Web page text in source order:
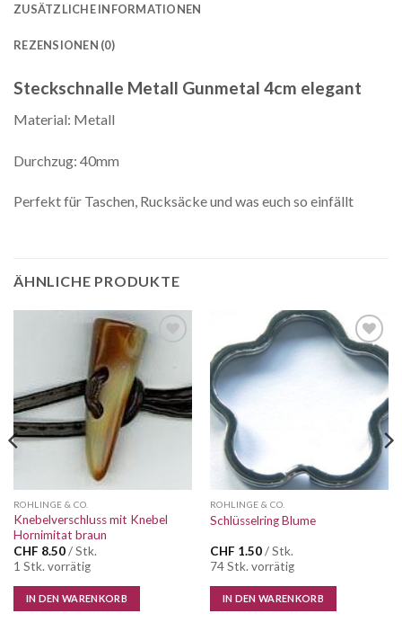
ZUSÄTZLICHE INFORMATIONEN
REZENSIONEN (0)
Steckschnalle Metall Gunmetal 4cm elegant
Material: Metall
Durchzug: 40mm
Perfekt für Taschen, Rucksäcke und was euch so einfällt
ÄHNLICHE PRODUKTE
ROHLINGE & CO.
Knebelverschluss mit Knebel
Hornimitat braun
CHF 8.50/ Stk.
1 Stk. vorrätig
IN DEN WARENKORB
ROHLINGE & CO.
Schlüsselring Blume
CHF 1.50/ Stk.
74 Stk. vorrätig
IN DEN WARENKORB